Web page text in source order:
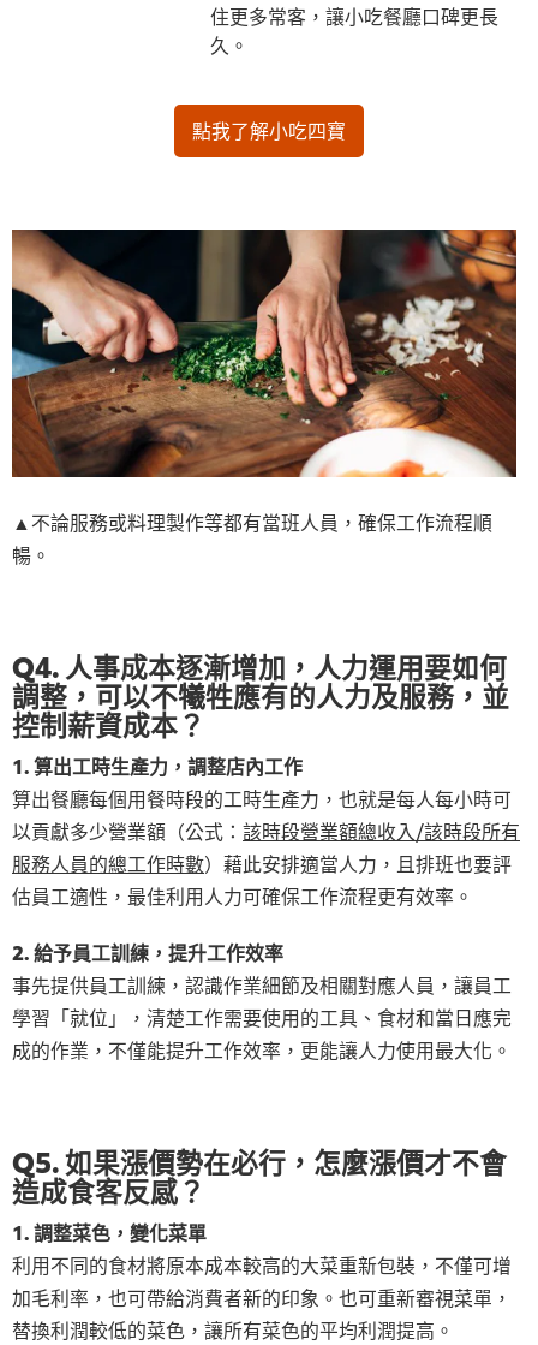
住更多常客，讓小吃餐廳口碑更長
久。
點我了解小吃四寶
▲不論服務或料理製作等都有當班人員，確保工作流程順
暢。
Q4. 人事成本逐漸增加，人力運用要如何
調整，可以不犧牲應有的人力及服務，並
控制薪資成本？
1. 算出工時生產力，調整店內工作
算出餐廳每個用餐時段的工時生產力，也就是每人每小時可
以貢獻多少營業額（公式： 該時段營業額總收入/該時段所有
服務人員的總工作時數）藉此安排適當人力，且排班也要評
估員工適性，最佳利用人力可確保工作流程更有效率。
2. 給予員工訓練，提升工作效率
事先提供員工訓練，認識作業細節及相關對應人員，讓員工
學習「就位」，清楚工作需要使用的工具、食材和當日應完
成的作業，不僅能提升工作效率，更能讓人力使用最大化。
Q5. 如果漲價勢在必行，怎麼漲價才不會
造成食客反感？
1. 調整菜色，變化菜單
利用不同的食材將原本成本較高的大菜重新包裝，不僅可增
加毛利率，也可帶給消費者新的印象。也可重新審視菜單，
替換利潤較低的菜色，讓所有菜色的平均利潤提高。